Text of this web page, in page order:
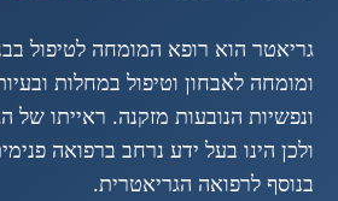
גריאטר הוא רופא המומחה לטיפול
ומומחה לאבחון וטיפול במחלות
ונפשיות הנובעות מזקנה. ראייתו של
ולכן הינו בעל ידע נרחב ברפואה
בנוסף לרפואה הגריאטרית.